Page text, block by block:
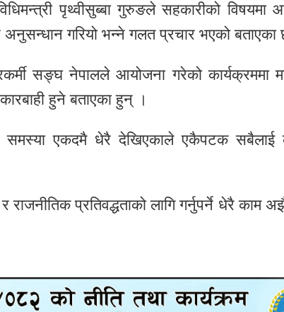
पृथ्वीसुब्बा गुरुङले सहकारीको विषयमा
अनुसन्धान गरियो भन्ने गलत प्रचार भएको
सङ्घ नेपालले आयोजना गरेको कार्यक्रममा
हुने बताएका हुन् ।
एकदमै धेरै देखिएकाले एकैपटक सबैलाई
प्रतिवद्धताको लागि गर्नुपर्ने धेरै काम